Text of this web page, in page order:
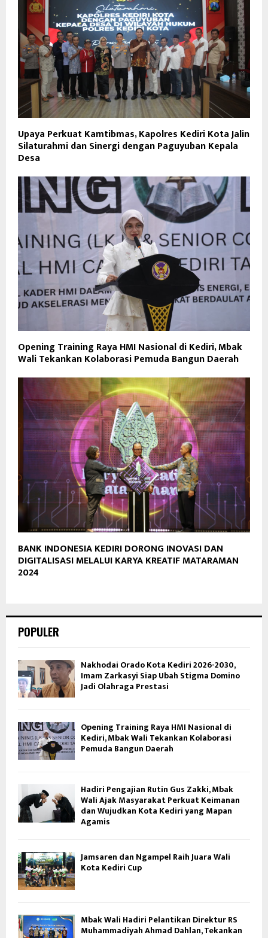
Upaya Perkuat Kamtibmas, Kapolres Kediri Kota Jalin
Silaturahmi dan Sinergi dengan Paguyuban Kepala
Desa
Opening Training Raya HMI Nasional di Kediri, Mbak
Wali Tekankan Kolaborasi Pemuda Bangun Daerah
BANK INDONESIA KEDIRI DORONG INOVASI DAN
DIGITALISASI MELALUI KARYA KREATIF MATARAMAN
2024
POPULER
Nakhodai Orado Kota Kediri 2026-2030,
Imam Zarkasyi Siap Ubah Stigma Domino
Jadi Olahraga Prestasi
Opening Training Raya HMI Nasional di
Kediri, Mbak Wali Tekankan Kolaborasi
Pemuda Bangun Daerah
Hadiri Pengajian Rutin Gus Zakki, Mbak
Wali Ajak Masyarakat Perkuat Keimanan
dan Wujudkan Kota Kediri yang Mapan
Agamis
Jamsaren dan Ngampel Raih Juara Wali
Kota Kediri Cup
Mbak Wali Hadiri Pelantikan Direktur RS
Muhammadiyah Ahmad Dahlan, Tekankan